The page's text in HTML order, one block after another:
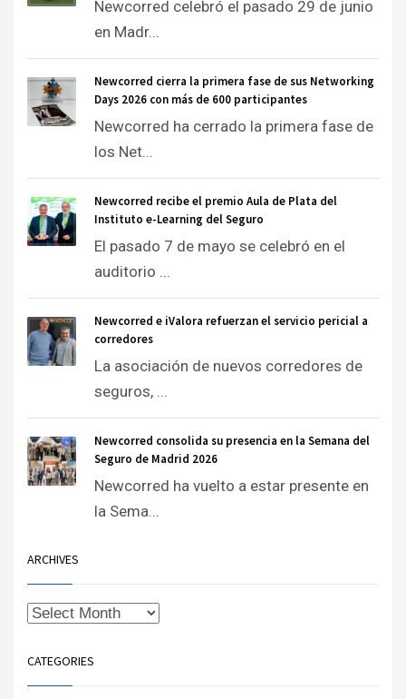
Newcorred celebró el pasado 29 de junio
en Madr...
Newcorred cierra la primera fase de sus Networking
Days 2026 con más de 600 participantes
Newcorred ha cerrado la primera fase de
los Net...
Newcorred recibe el premio Aula de Plata del
Instituto e-Learning del Seguro
El pasado 7 de mayo se celebró en el
auditorio ...
Newcorred e iValora refuerzan el servicio pericial a
corredores
La asociación de nuevos corredores de
seguros, ...
Newcorred consolida su presencia en la Semana del
Seguro de Madrid 2026
Newcorred ha vuelto a estar presente en
la Sema...
ARCHIVES
CATEGORIES